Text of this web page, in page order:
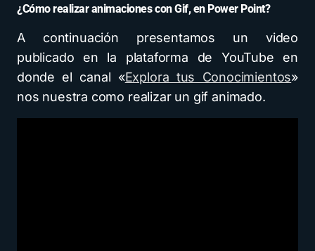
¿Cómo realizar animaciones con Gif, en Power Point?
A continuación presentamos un video
publicado en la plataforma de YouTube en
donde el canal «Explora tus Conocimientos»
nos nuestra como realizar un gif animado.